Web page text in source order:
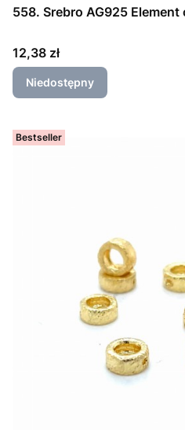
558. Srebro AG925 Element
Cena
12,38 zł
Niedostępny
Bestseller